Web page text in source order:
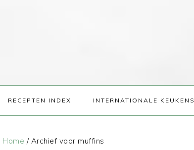
RECEPTEN INDEX INTERNATIONALE KEUKENS
Home /Archief voor muffins